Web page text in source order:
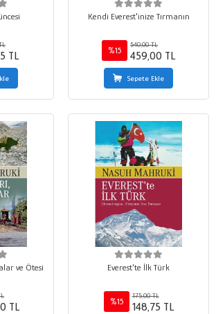
TL
Kendi Everest'inize Tırmanın
%15
540,00 TL
459,00 TL
Sepete Ekle
ve Ötesi
TL
Everest'te İlk Türk
%15
175,00 TL
148,75 TL